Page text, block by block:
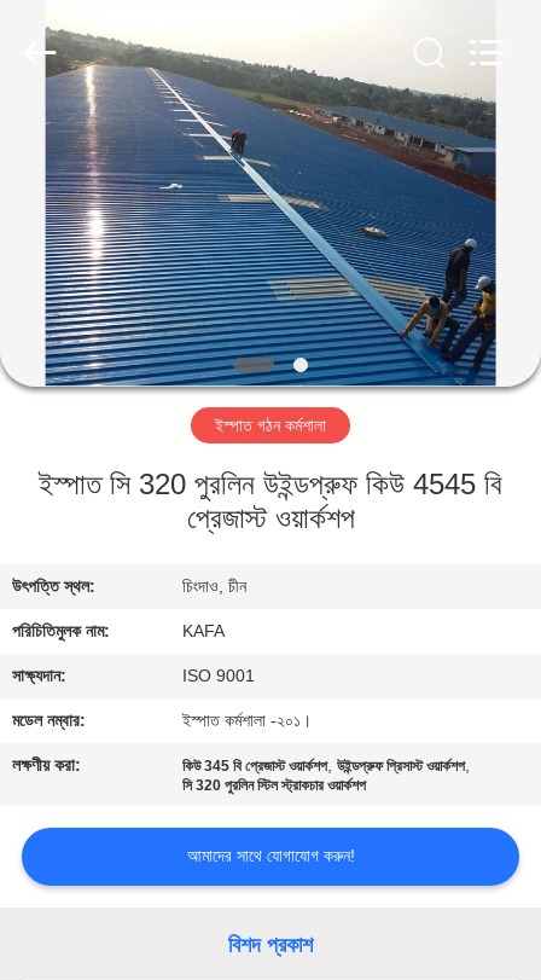
বাড়ি
পণ্য
ভিডিও
ভিআর
শো
আমাদের
কারখানা
পরিদর্শন
গুণমান
নিয়ন্ত্রণ
আমাদের
সাথে
Fabrication
Reserved.
ইস্পাত গঠন কর্মশালা
ইস্পাত সি 320 পুরলিন উইন্ডপ্রুফ কিউ 4545 বি
প্রেজাস্ট ওয়ার্কশপ
উৎপত্তি স্থল: চিংদাও, চীন
পরিচিতিমুলক নাম: KAFA
সাক্ষ্যদান: ISO 9001
মডেল নম্বার: ইস্পাত কর্মশালা -২০১।
লক্ষণীয় করা: কিউ 345 বি প্রেজাস্ট ওয়ার্কশপ,উইন্ডপ্রুফ প্রিসাস্ট ওয়ার্কশপ,
সি 320 পুরলিন স্টিল স্ট্রাকচার ওয়ার্কশপ
আমাদের সাথে যোগাযোগ করুন!
বিশদ প্রকাশ